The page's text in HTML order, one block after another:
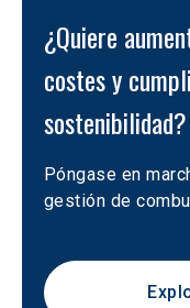
¿Quiere
costes y
sostenibilidad?
Póngase en
gestión de